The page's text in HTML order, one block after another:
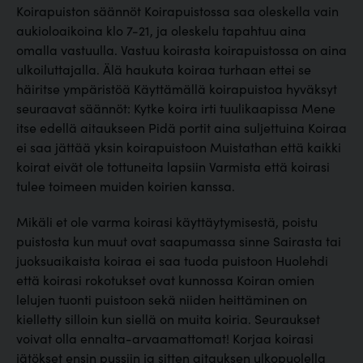
Koirapuiston säännöt Koirapuistossa saa oleskella vain
aukioloaikoina klo 7-21, ja oleskelu tapahtuu aina
omalla vastuulla. Vastuu koirasta koirapuistossa on aina
ulkoiluttajalla. Älä haukuta koiraa turhaan ettei se
häiritse ympäristöä Käyttämällä koirapuistoa hyväksyt
seuraavat säännöt: Kytke koira irti tuulikaapissa Mene
itse edellä aitaukseen Pidä portit aina suljettuina Koiraa
ei saa jättää yksin koirapuistoon Muistathan että kaikki
koirat eivät ole tottuneita lapsiin Varmista että koirasi
tulee toimeen muiden koirien kanssa.
Mikäli et ole varma koirasi käyttäytymisestä, poistu
puistosta kun muut ovat saapumassa sinne Sairasta tai
juoksuaikaista koiraa ei saa tuoda puistoon Huolehdi
että koirasi rokotukset ovat kunnossa Koiran omien
lelujen tuonti puistoon sekä niiden heittäminen on
kielletty silloin kun siellä on muita koiria. Seuraukset
voivat olla ennalta-arvaamattomat! Korjaa koirasi
jätökset ensin pussiin ja sitten aitauksen ulkopuolella